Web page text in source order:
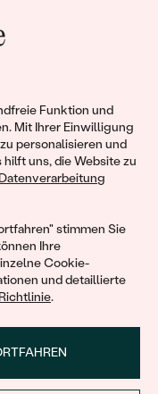
Funktion und
Mit Ihrer Einwilligung
personalisieren und
uns, die Website zu
Datenverarbeitung
stimmen Sie
Ihre
Cookie-
und detaillierte
.
wir
und